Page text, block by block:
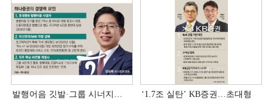
발행어음 깃발·그룹 시너지…
‘1.7조 실탄’ KB증권…초대형